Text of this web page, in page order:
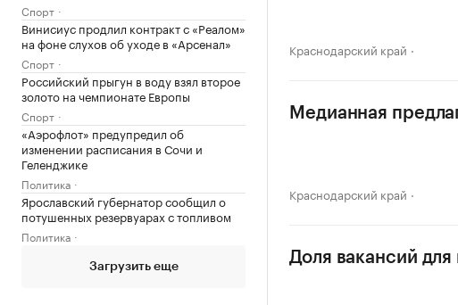
Спорт
Винисиус продлил контракт с «Реалом»
на фоне слухов об уходе в «Арсенал»
Спорт
Российский прыгун в воду взял второе
золото на чемпионате Европы
Спорт
«Аэрофлот» предупредил об
изменении расписания в Сочи и
Геленджике
Политика
Ярославский губернатор сообщил о
потушенных резервуарах с топливом
Политика
Загрузить еще
Краснодарский край
Медианная
Краснодарский край
Доля вакансий